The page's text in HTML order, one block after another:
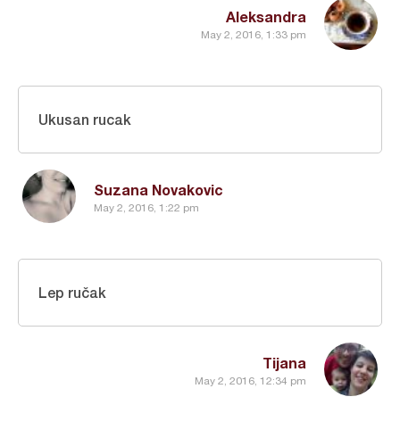
Aleksandra
May 2, 2016, 1:33 pm
Suzana Novakovic
May 2, 2016, 1:22 pm
Ukusan rucak
Tijana
May 2, 2016, 12:34 pm
Lep ručak